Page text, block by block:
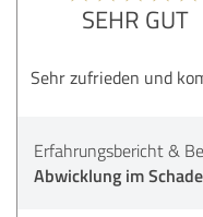
SEHR GUT
Sehr zufrieden und
Erfahrungsbericht &
Abwicklung im